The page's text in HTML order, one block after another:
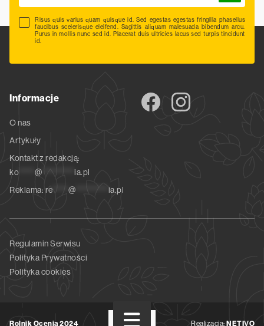
Risus quis varius quam quisque id. Sed egestas egestas fringilla phasellus
faucibus scelerisque eleifend. Sagittis aliquam malesuada bibendum arcu.
Purus in mollis nunc sed id. Placerat duis ultricies lacus sed turpis tincidunt
id.
Informacje
O nas
Artykuły
Kontakt z redakcją:
ko***** @ ********** ia.pl
Reklama: re***** @ ********** ia.pl
Regulamin Serwisu
Polityka Prywatności
Polityka cookies
Rolnik Ocenia 2024 Realizacja: NETIVO